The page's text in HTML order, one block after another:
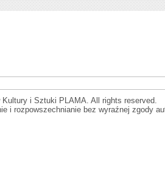
i Sztuki PLAMA. All rights reserved.
i rozpowszechnianie bez wyraźnej zgody